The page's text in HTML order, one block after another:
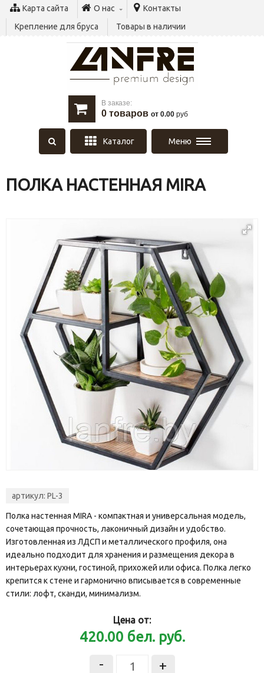
Карта сайта О нас
Контакты
Крепление для бруса
Товары в наличии
В заказе:
0 товаров от 0.00 руб
Каталог Меню
ПОЛКА НАСТЕННАЯ MIRA
артикул: PL-3
Полка настенная MIRA - компактная и универсальная модель,
сочетающая прочность, лаконичный дизайн и удобство.
Изготовленная из ЛДСП и металлического профиля, она
идеально подходит для хранения и размещения декора в
интерьерах кухни, гостиной, прихожей или офиса. Полка легко
крепится к стене и гармонично вписывается в современные
стили: лофт, сканди, минимализм.
Цена от:
420.00 бел. руб.
- +